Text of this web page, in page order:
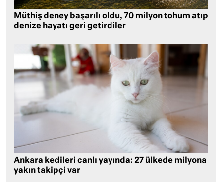
Müthiş deney başarılı oldu, 70 milyon tohum atıp
denize hayatı geri getirdiler
Ankara kedileri canlı yayında: 27 ülkede milyona
yakın takipçi var